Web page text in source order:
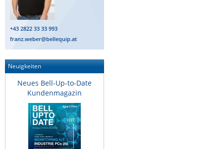
+43 2822 33 33 993
franz.weber@bellequip.at
Neuigkeiten
Neues Bell-Up-to-Date
Kundenmagazin